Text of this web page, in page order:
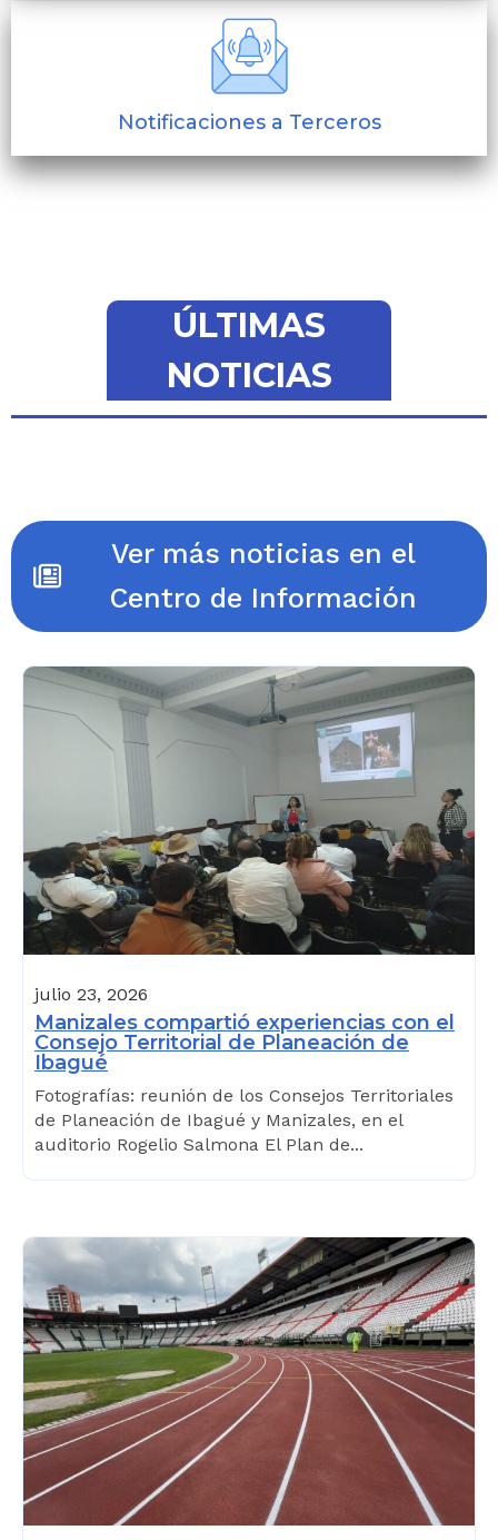
Notificaciones a Terceros
ÚLTIMAS
NOTICIAS
Ver más noticias en el
Centro de Información
julio 23, 2026
Manizales compartió experiencias con el
Consejo Territorial de Planeación de
Ibagué
Fotografías: reunión de los Consejos Territoriales
de Planeación de Ibagué y Manizales, en el
auditorio Rogelio Salmona El Plan de...